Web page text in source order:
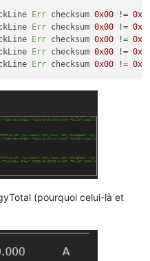
Err checksum 0x00 !=
Err checksum 0x00 !=
Err checksum 0x00 !=
Err checksum 0x00 !=
Err checksum 0x00 !=
(pourquoi celui-là et